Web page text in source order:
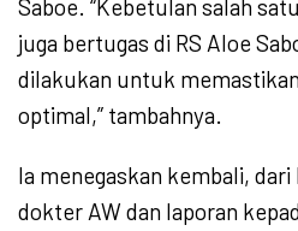
Saboe. “Kebetulan salah
juga bertugas di RS Aloe
dilakukan untuk
optimal,” tambahnya.
Ia menegaskan kembali,
dokter AW dan laporan